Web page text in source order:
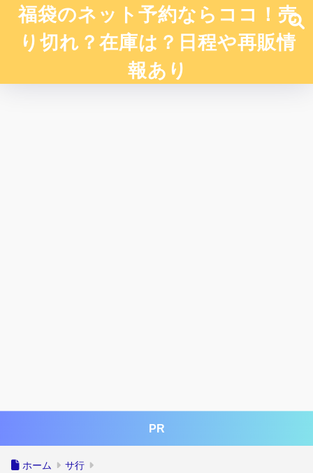
福袋のネット予約ならココ！売
り切れ？在庫は？日程や再販情
報あり
PR
ホーム サ行